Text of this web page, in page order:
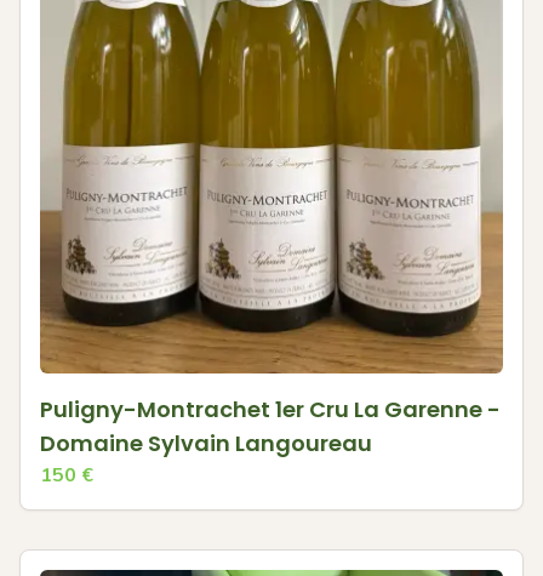
Puligny-Montrachet 1er Cru La Garenne -
Domaine Sylvain Langoureau
150 €